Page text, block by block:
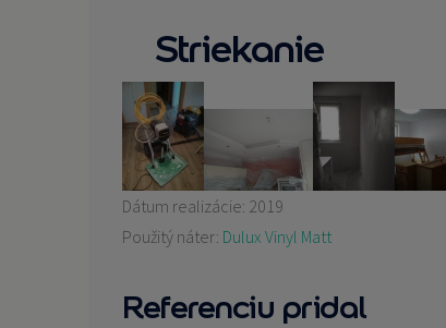
Striekanie
Dátum realizácie: 2019
Použitý náter: Dulux Vinyl Matt
Referenciu pridal